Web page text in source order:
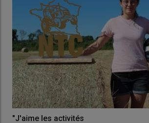
"J'aime les activités